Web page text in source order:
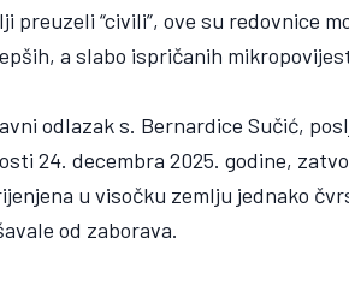
preuzeli “civili”, ove su redovnice
a slabo ispričanih
odlazak s. Bernardice Sučić,
24. decembra 2025. godine,
u visočku zemlju jednako
od zaborava.